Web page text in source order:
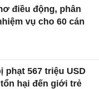
điều động, phân
vụ cho 60 cán
phạt 567 triệu USD
hại đến giới trẻ